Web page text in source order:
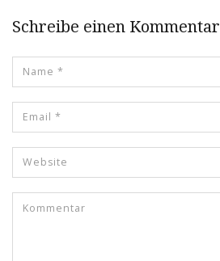
Schreibe einen Kommentar